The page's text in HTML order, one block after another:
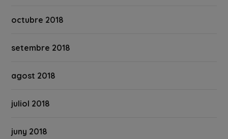
octubre 2018
setembre 2018
agost 2018
juliol 2018
juny 2018